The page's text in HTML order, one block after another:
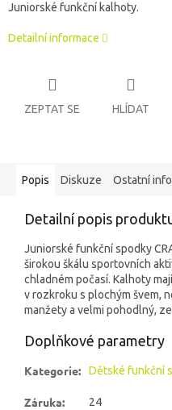
Juniorské funkční kalhoty.
Detailní informace
ZEPTAT SE HLÍDAT
Popis Diskuze Ostatní
Detailní popis
Juniorské funkční spodky
širokou škálu sportovních
chladném počasí. Kalhoty
v rozkroku s plochým švem,
manžety a velmi pohodlný,
Doplňkové parametry
Kategorie: Dětské funkční
Záruka: 24